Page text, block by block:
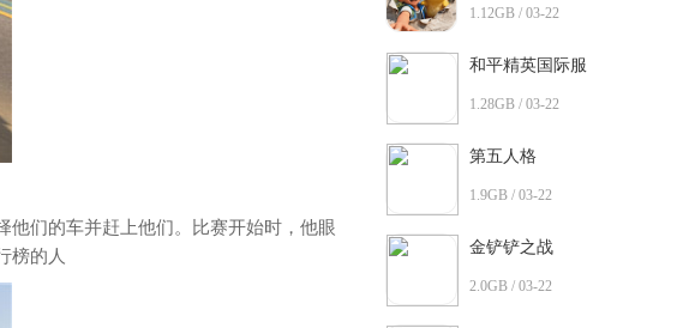
他们的车并赶上他们。比赛开始时，他眼
榜的人
1.12GB / 03-22
和平精英国际服
1.28GB / 03-22
第五人格
1.9GB / 03-22
金铲铲之战
2.0GB / 03-22